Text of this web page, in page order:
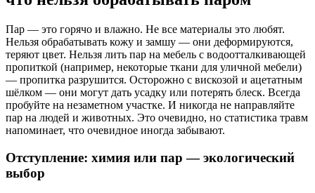
Пар — это горячо и влажно. Не все материалы это любят.
Нельзя обрабатывать кожу и замшу — они деформируются,
теряют цвет. Нельзя лить пар на мебель с водоотталкивающей
пропиткой (например, некоторые ткани для уличной мебели)
— пропитка разрушится. Осторожно с вискозой и ацетатным
шёлком — они могут дать усадку или потерять блеск. Всегда
пробуйте на незаметном участке. И никогда не направляйте
пар на людей и животных. Это очевидно, но статистика травм
напоминает, что очевидное иногда забывают.
Отступление: химия или пар — экологический
выбор